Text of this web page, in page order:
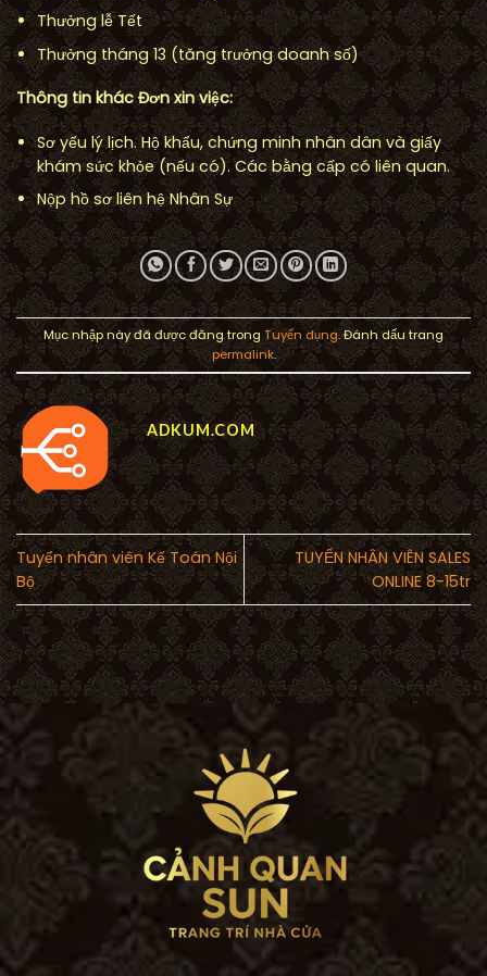
Thưởng lễ Tết
Thưởng tháng 13 (tăng trưởng doanh số)
Thông tin khác Đơn xin việc:
Sơ yếu lý lịch. Hộ khẩu, chứng minh nhân dân và giấy
khám sức khỏe (nếu có). Các bằng cấp có liên quan.
Nộp hồ sơ liên hệ Nhân Sự
Mục nhập này đã được đăng trong Tuyển dụng. Đánh dấu trang
permalink.
ADKUM.COM
Tuyển nhân viên Kế Toán Nội
Bộ
TUYỂN NHÂN VIÊN SALES
ONLINE 8-15tr